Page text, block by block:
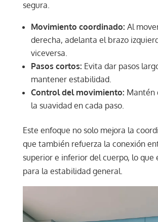
segura.
Movimiento coordinado: Al
derecha, adelanta el brazo
viceversa.
Pasos cortos: Evita dar pasos
mantener estabilidad.
Control del movimiento: Mantén
la suavidad en cada paso.
Este enfoque no solo mejora la
que también refuerza la conexión
superior e inferior del cuerpo, lo que
para la estabilidad general.